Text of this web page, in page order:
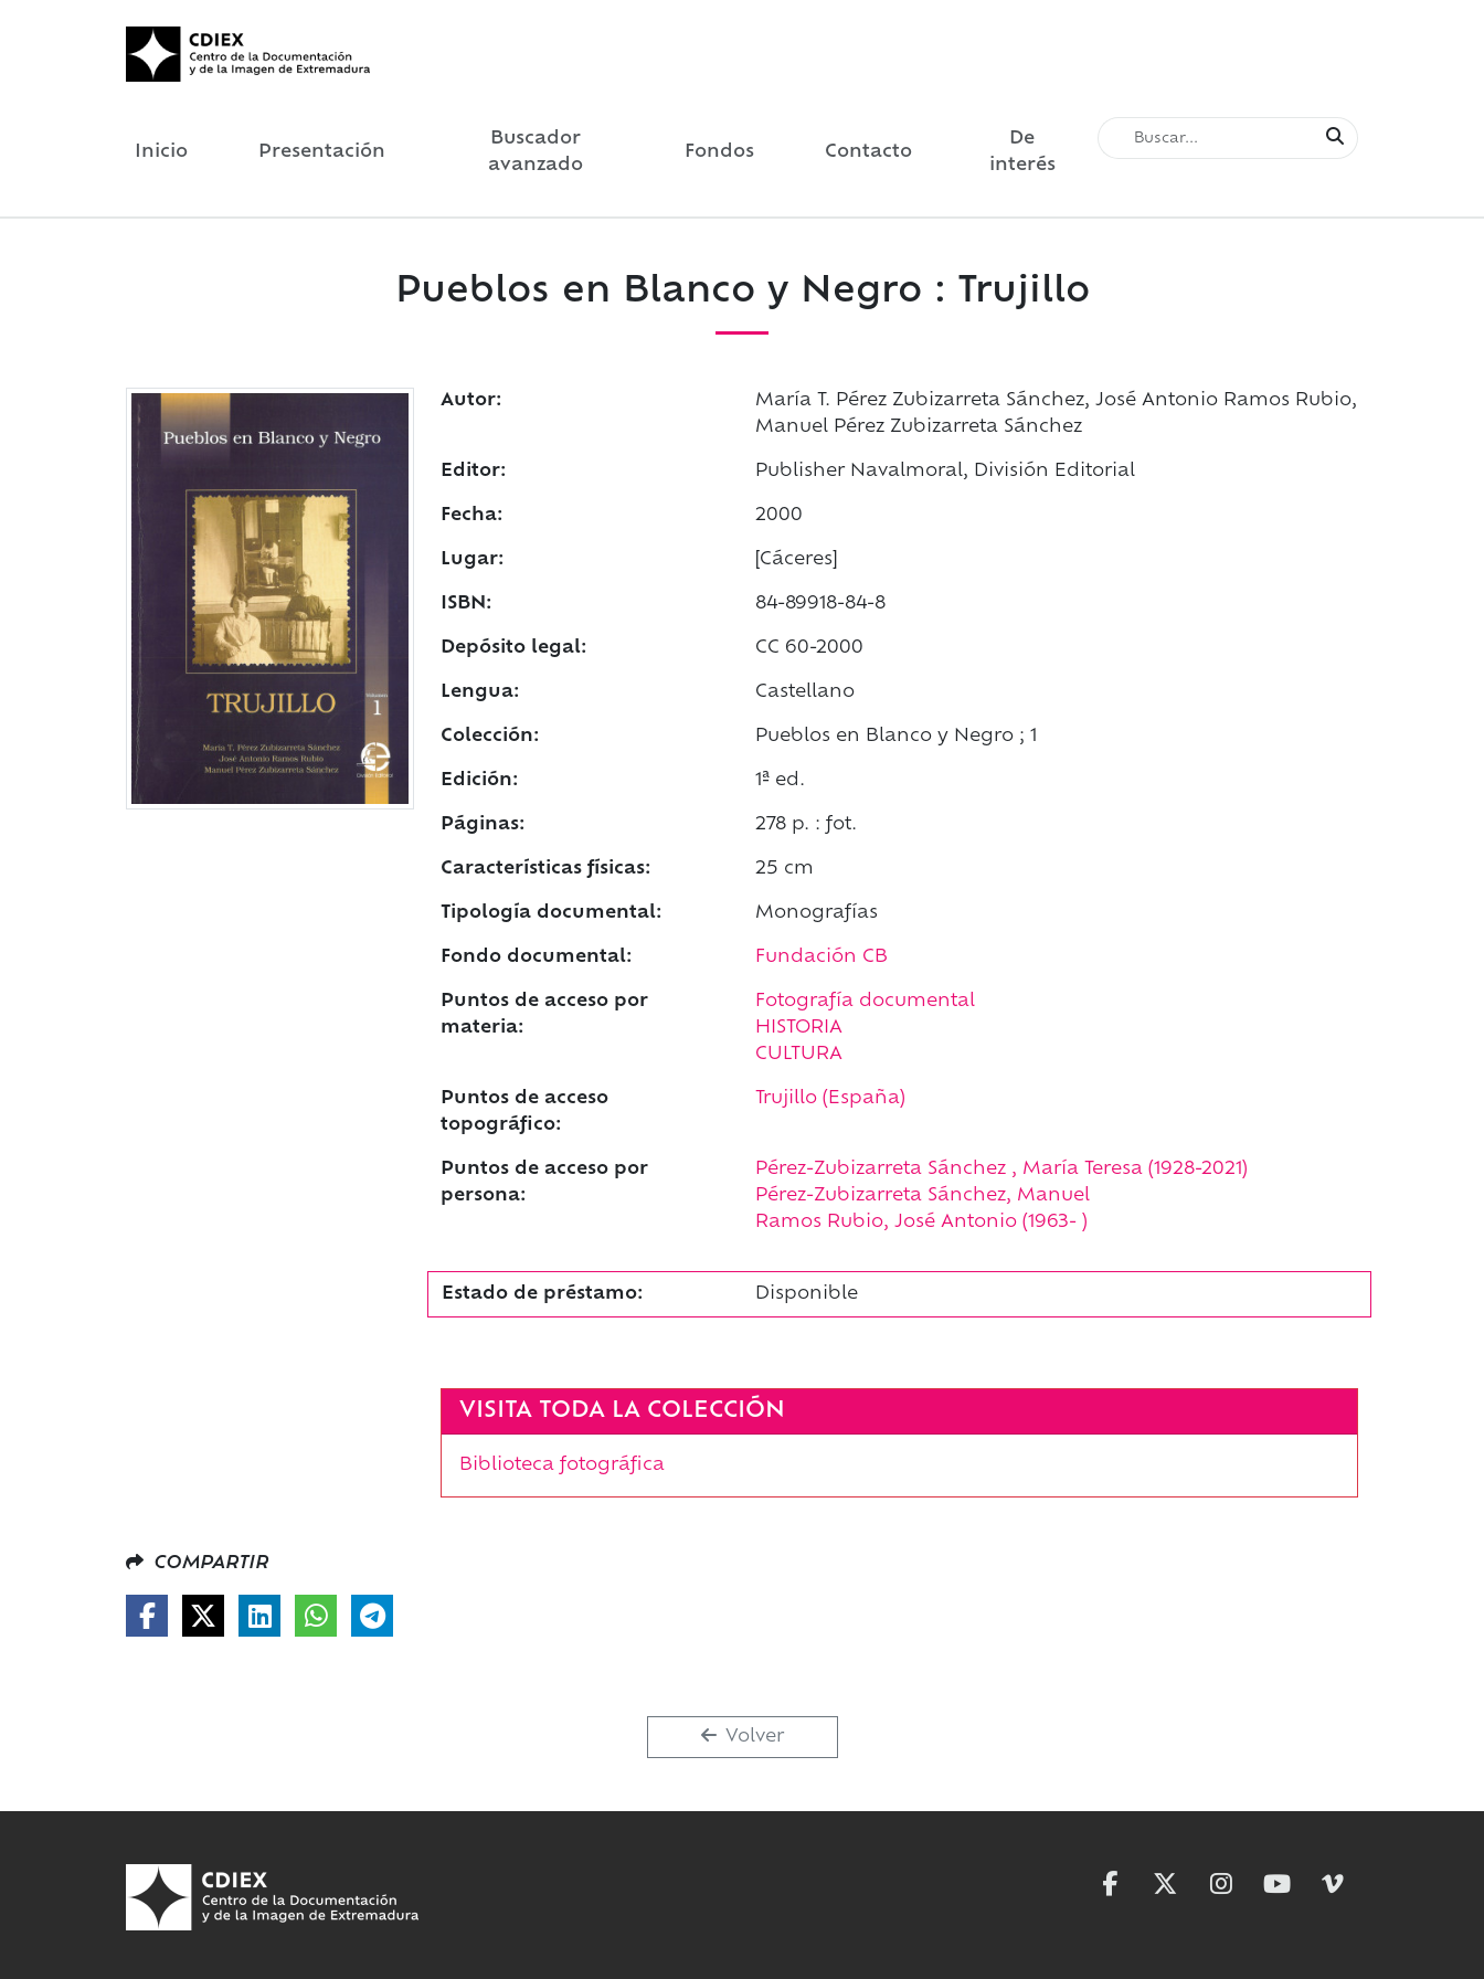
Inicio Presentación
Buscador
avanzado
Fondos Contacto
De
interés
Pueblos en Blanco y Negro : Trujillo
Autor:
María T. Pérez Zubizarreta Sánchez, José Antonio Ramos Rubio,
Manuel Pérez Zubizarreta Sánchez
Editor: Publisher Navalmoral, División Editorial
Fecha: 2000
Lugar: [Cáceres]
ISBN: 84-89918-84-8
Depósito legal: CC 60-2000
Lengua: Castellano
Colección: Pueblos en Blanco y Negro ; 1
Edición: 1ª ed.
Páginas: 278 p. : fot.
Características físicas: 25 cm
Tipología documental: Monografías
Fondo documental: Fundación CB
Puntos de acceso por
materia:
Fotografía documental
HISTORIA
CULTURA
Puntos de acceso
topográfico:
Trujillo (España)
Puntos de acceso por
persona:
Pérez-Zubizarreta Sánchez , María Teresa (1928-2021)
Pérez-Zubizarreta Sánchez, Manuel
Ramos Rubio, José Antonio (1963- )
Estado de préstamo: Disponible
VISITA TODA LA COLECCIÓN
Biblioteca fotográfica
COMPARTIR
Volver